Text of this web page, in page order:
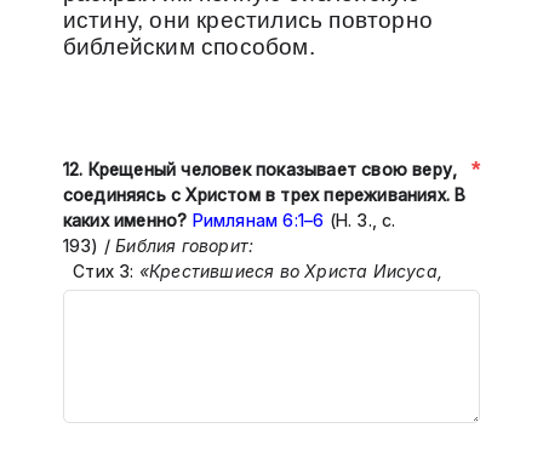
истину, они крестились повторно
библейским способом.
12. Крещеный человек показывает свою веру,
соединяясь с Христом в трех переживаниях. В
каких именно? Римлянам 6:1–6 (Н. З., с.
193) /Библия говорит:
Стих 3: «Крестившиеся во Христа Иисуса,
*